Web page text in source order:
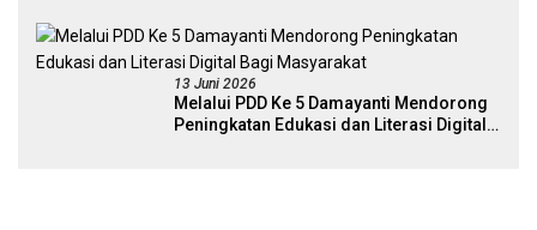
Digital
13 Juni 2026
Melalui PDD Ke 5 Damayanti Mendorong
Peningkatan Edukasi dan Literasi Digital